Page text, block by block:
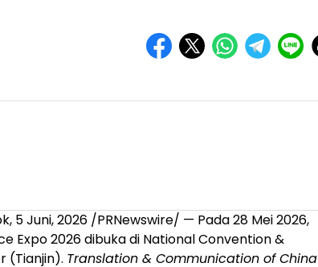
, 5 Juni, 2026 /PRNewswire/ — Pada 28 Mei 2026,
Expo 2026 dibuka di National Convention &
(Tianjin). Translation & Communication of China